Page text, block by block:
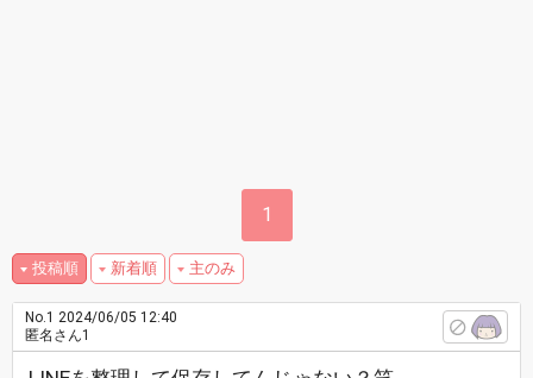
1
投稿順 新着順 主のみ
No.1 2024/06/05 12:40
匿名さん1